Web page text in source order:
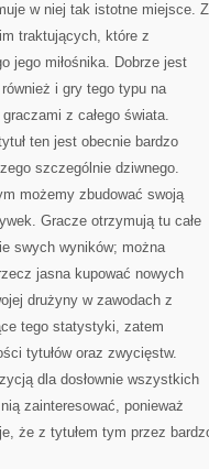
w niej tak istotne miejsce. Z
traktujących, które z
jego miłośnika. Dobrze jest
i gry tego typu na
z całego świata.
ten jest obecnie bardzo
szczególnie dziwnego.
możemy zbudować swoją
Gracze otrzymują tu całe
swych wyników; można
jasna kupować nowych
drużyny w zawodach z
tego statystyki, zatem
tytułów oraz zwycięstw.
dla dosłownie wszystkich
zainteresować, ponieważ
że z tytułem tym przez